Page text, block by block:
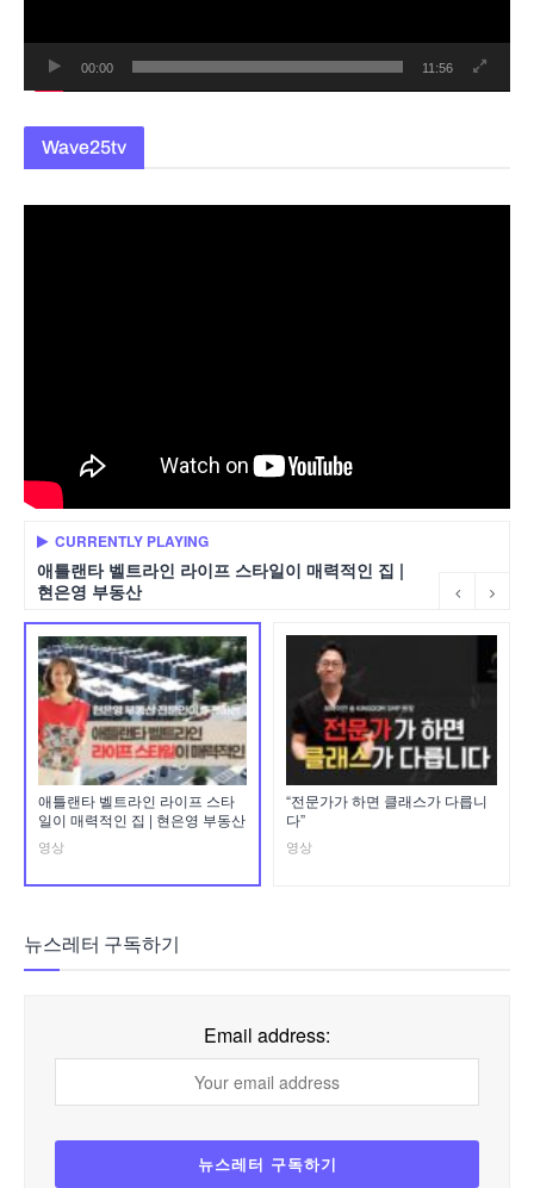
00:00 11:56
Wave25tv
CURRENTLY PLAYING
애틀랜타 벨트라인 라이프 스타일이 매력적인 집 |
현은영 부동산
애틀랜타 벨트라인 라이프 스타
일이 매력적인 집 | 현은영 부동산
영상
“전문가가 하면 클래스가 다릅니
다”
영상
뉴스레터 구독하기
Email address: